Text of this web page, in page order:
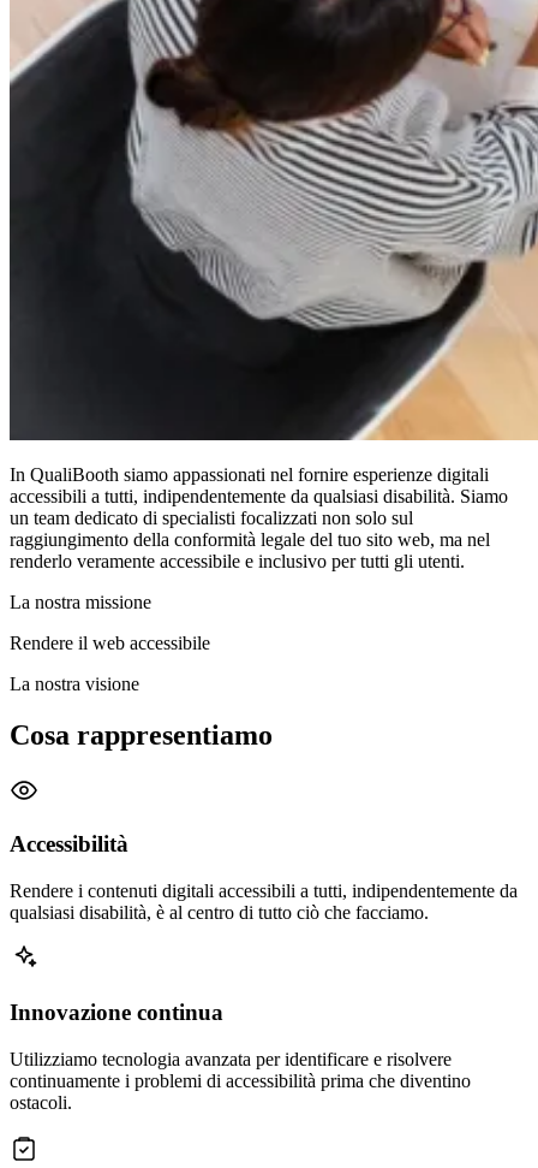
In QualiBooth siamo appassionati nel fornire esperienze digitali
accessibili a tutti, indipendentemente da qualsiasi disabilità. Siamo
un team dedicato di specialisti focalizzati non solo sul
raggiungimento della conformità legale del tuo sito web, ma nel
renderlo veramente accessibile e inclusivo per tutti gli utenti.
La nostra missione
Rendere il web accessibile
La nostra visione
Cosa rappresentiamo
Accessibilità
Rendere i contenuti digitali accessibili a tutti, indipendentemente da
qualsiasi disabilità, è al centro di tutto ciò che facciamo.
Innovazione continua
Utilizziamo tecnologia avanzata per identificare e risolvere
continuamente i problemi di accessibilità prima che diventino
ostacoli.